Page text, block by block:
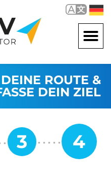
ROUTE &
DEIN ZIEL